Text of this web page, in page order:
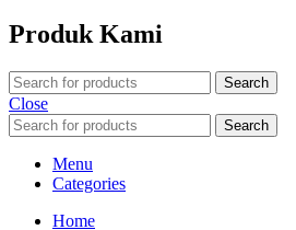
Produk Kami
Search
Close
Search
Menu
Categories
Home